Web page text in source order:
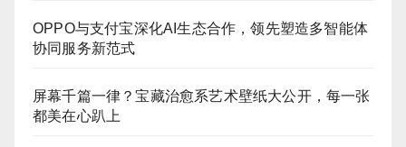
OPPO与支付宝深化AI生态合作，领先塑造多智能体
协同服务新范式
屏幕千篇一律？宝藏治愈系艺术壁纸大公开，每一张
都美在心趴上